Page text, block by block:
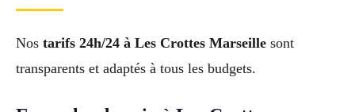
Nos tarifs 24h/24 à Les Crottes Marseille sont
transparents et adaptés à tous les budgets.